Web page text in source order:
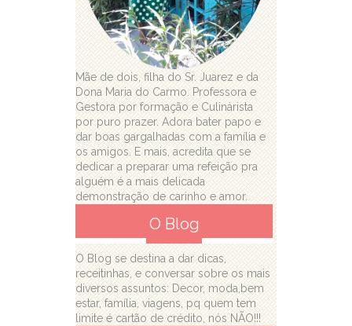
Mãe de dois, filha do Sr. Juarez e da
Dona Maria do Carmo. Professora e
Gestora por formação e Culinárista
por puro prazer. Adora bater papo e
dar boas gargalhadas com a família e
os amigos. E mais, acredita que se
dedicar a preparar uma refeição pra
alguém é a mais delicada
demonstração de carinho e amor.
O Blog
O Blog se destina a dar dicas,
receitinhas, e conversar sobre os mais
diversos assuntos: Decor, moda,bem
estar, família, viagens, pq quem tem
limite é cartão de crédito, nós NÃO!!!